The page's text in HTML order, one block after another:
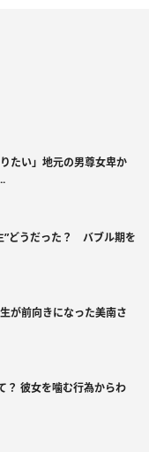
たい」地元の男尊女卑か
”どうだった？ バブル期を
が前向きになった美南さ
？ 彼女を噛む行為からわ